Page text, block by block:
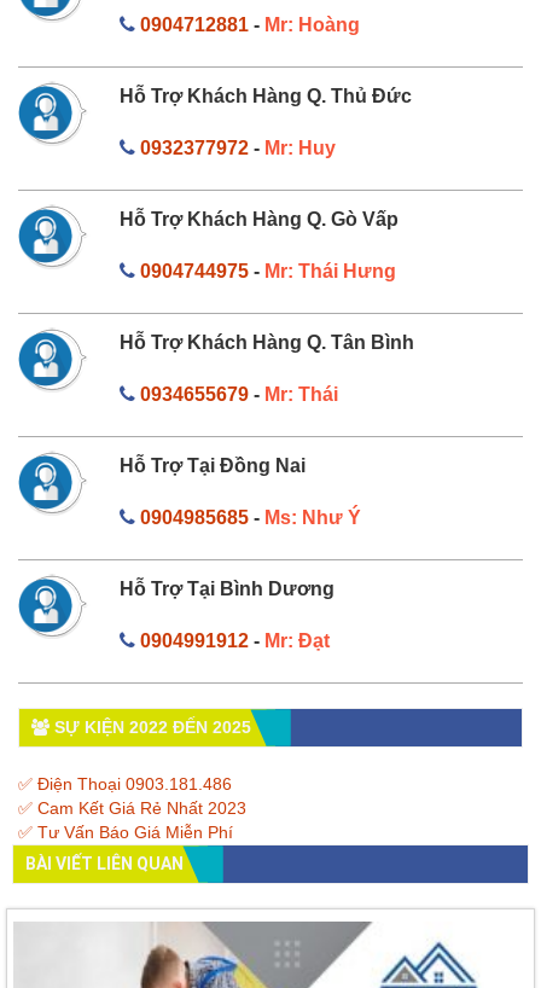
0904712881- Mr: Hoàng
Hỗ Trợ Khách Hàng Q. Thủ Đức
0932377972- Mr: Huy
Hỗ Trợ Khách Hàng Q. Gò Vấp
0904744975- Mr: Thái Hưng
Hỗ Trợ Khách Hàng Q. Tân Bình
0934655679- Mr: Thái
Hỗ Trợ Tại Đồng Nai
0904985685- Ms: Như Ý
Hỗ Trợ Tại Bình Dương
0904991912- Mr: Đạt
SỰ KIỆN 2022 ĐẾN 2025
✅ Điện Thoại 0903.181.486
✅ Cam Kết Giá Rẻ Nhất 2023
✅ Tư Vấn Báo Giá Miễn Phí
BÀI VIẾT LIÊN QUAN